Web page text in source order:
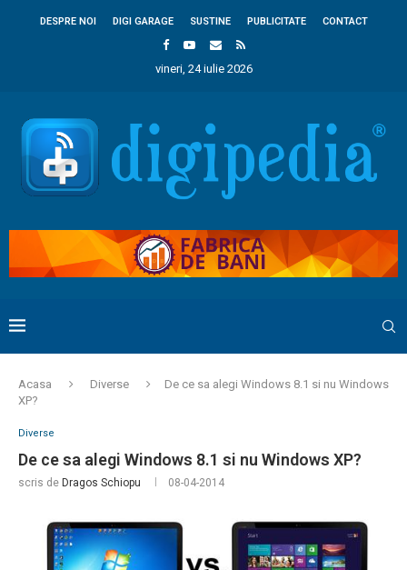
DESPRE NOI DIGI GARAGE SUSTINE PUBLICITATE CONTACT
vineri, 24 iulie 2026
Acasa Diverse
De ce sa alegi Windows 8.1 si nu Windows
XP?
Diverse
De ce sa alegi Windows 8.1 si nu Windows XP?
scris de Dragos Schiopu 08-04-2014